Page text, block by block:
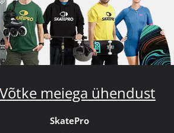
Võtke meiega ühendust
SkatePro